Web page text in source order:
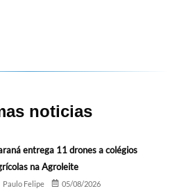
noticias
entrega 11 drones a colégios
na Agroleite
Paulo Felipe 05/08/2026